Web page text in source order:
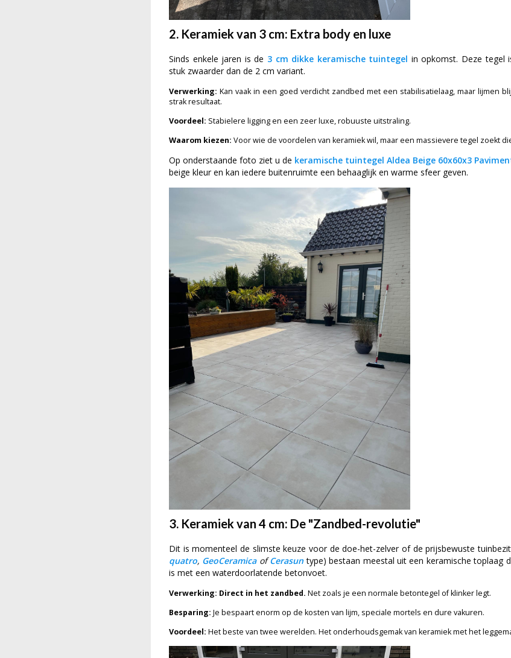
2. Keramiek van 3 cm: Extra body en luxe
Sinds enkele jaren is de 3 cm dikke keramische tuintegel in opkomst. Deze tegel
stuk zwaarder dan de 2 cm variant.
Verwerking: Kan vaak in een goed verdicht zandbed met een stabilisatielaag, maar lijmen
strak resultaat.
Voordeel: Stabielere ligging en een zeer luxe, robuuste uitstraling.
Waarom kiezen: Voor wie de voordelen van keramiek wil, maar een massievere tegel zoekt
Op onderstaande foto ziet u de keramische tuintegel Aldea Beige 60x60x3
beige kleur en kan iedere buitenruimte een behaaglijk en warme sfeer geven.
3. Keramiek van 4 cm: De "Zandbed-revolutie"
Dit is momenteel de slimste keuze voor de doe-het-zelver of de prijsbewuste
quatro, GeoCeramicaofCerasun type) bestaan meestal uit een keramische toplaag
is met een waterdoorlatende betonvoet.
Verwerking: Direct in het zandbed. Net zoals je een normale betontegel of klinker legt.
Besparing: Je bespaart enorm op de kosten van lijm, speciale mortels en dure vakuren.
Voordeel: Het beste van twee werelden. Het onderhoudsgemak van keramiek met het